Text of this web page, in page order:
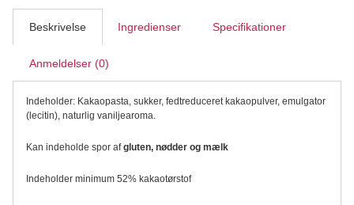
antal
Beskrivelse Ingredienser Specifikationer
Anmeldelser (0)
Indeholder: Kakaopasta, sukker, fedtreduceret kakaopulver, emulgator
(lecitin), naturlig vaniljearoma.
Kan indeholde spor afgluten, nødder og mælk
Indeholder minimum 52% kakaotørstof